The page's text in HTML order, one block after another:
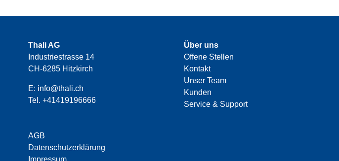
Thali AG
Industriestrasse 14
CH-6285 Hitzkirch
E: info@thali.ch
Tel. +41419196666
AGB
Datenschutzerklärung
Über uns
Offene Stellen
Kontakt
Unser Team
Kunden
Service & Support